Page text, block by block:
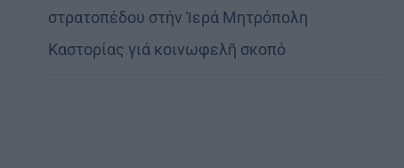
στρατοπέδου στήν Ἱερά Μητρόπολη
Καστορίας γιά κοινωφελῆ σκοπό